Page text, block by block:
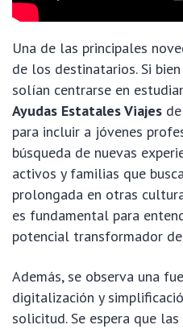
Una de las principales
de los destinatarios. Si
solían centrarse en
Ayudas Estatales Viajes
para incluir a jóvenes
búsqueda de nuevas
activos y familias que
prolongada en otras
es fundamental para
potencial transformador
Además, se observa una
digitalización y
solicitud. Se espera que